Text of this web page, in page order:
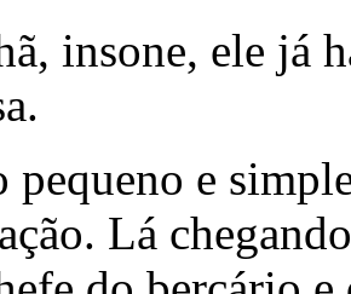
insone, ele já
pequeno e
Lá